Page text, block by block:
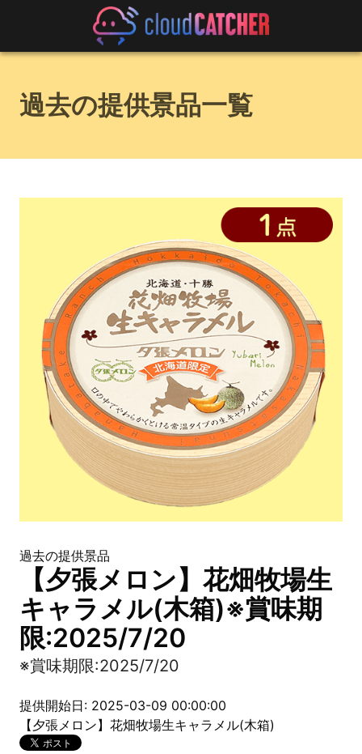
過去の提供景品一覧
過去の提供景品
【夕張メロン】花畑牧場生
キャラメル(木箱)※賞味期
限:2025/7/20
※賞味期限:2025/7/20
提供開始日: 2025-03-09 00:00:00
【夕張メロン】花畑牧場生キャラメル(木箱)